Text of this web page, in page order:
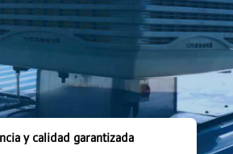
y calidad garantizada